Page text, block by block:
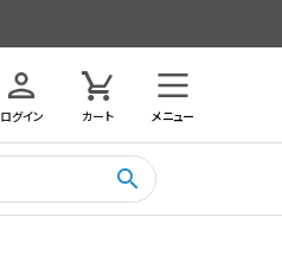
ログイン カート メニュー
search